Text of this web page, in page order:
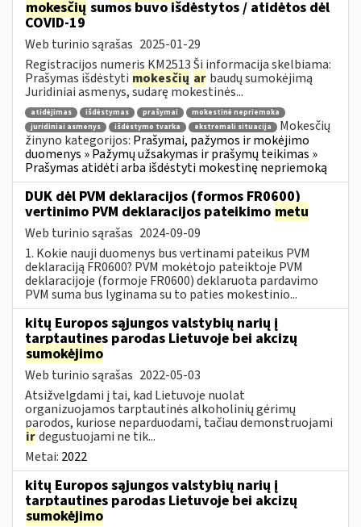
mokesčių sumos buvo išdėstytos / atidėtos dėl
COVID-19
Web turinio sąrašas 2025-01-29
Registracijos numeris KM2513 Ši informacija skelbiama:
Prašymas išdėstyti mokesčių ar baudų sumokėjimą
Juridiniai asmenys, sudarę mokestinės...
atidėjimas išdėstymas prašymai
mokestinė nepriemoka
juridiniai asmenys
išdėstymo tvarka ekstremali situacija
Mokesčių
žinyno kategorijos: Prašymai, pažymos ir mokėjimo
duomenys » Pažymų užsakymas ir prašymų teikimas »
Prašymas atidėti arba išdėstyti mokestinę nepriemoką
DUK dėl PVM deklaracijos (formos FR0600)
vertinimo PVM deklaracijos pateikimo metu
Web turinio sąrašas 2024-09-09
1. Kokie nauji duomenys bus vertinami pateikus PVM
deklaraciją FR0600? PVM mokėtojo pateiktoje PVM
deklaracijoje (formoje FR0600) deklaruota pardavimo
PVM suma bus lyginama su to paties mokestinio...
kitų Europos sąjungos valstybių narių į
tarptautines parodas Lietuvoje bei akcizų
sumokėjimo
Web turinio sąrašas 2022-05-03
Atsižvelgdami į tai, kad Lietuvoje nuolat
organizuojamos tarptautinės alkoholinių gėrimų
parodos, kuriose neparduodami, tačiau demonstruojami
irdegustuojami ne tik...
Metai: 2022
kitų Europos sąjungos valstybių narių į
tarptautines parodas Lietuvoje bei akcizų
sumokėjimo